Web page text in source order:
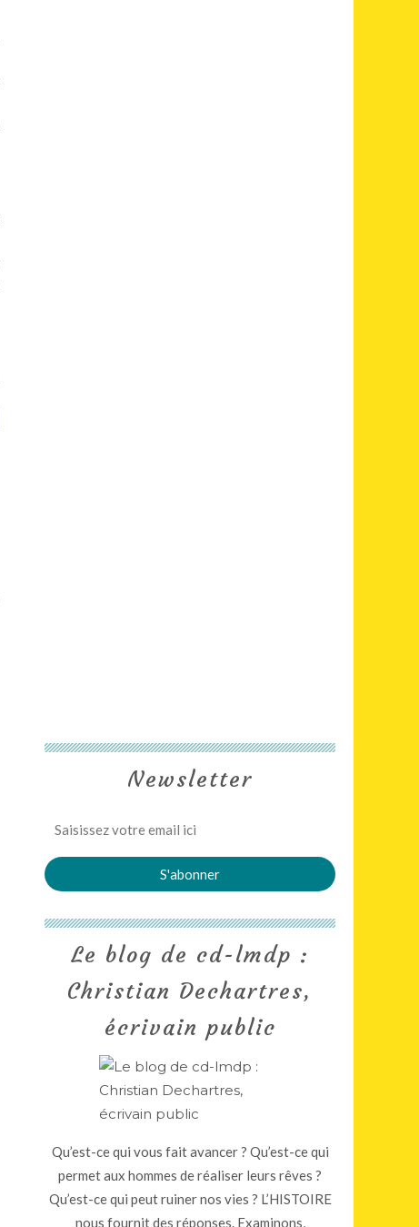
Newsletter
Le blog de cd-lmdp :
Christian Dechartres,
écrivain public
Qu’est-ce qui vous fait avancer ? Qu’est-ce qui
permet aux hommes de réaliser leurs rêves ?
Qu’est-ce qui peut ruiner nos vies ? L’HISTOIRE
nous fournit des réponses. Examinons,